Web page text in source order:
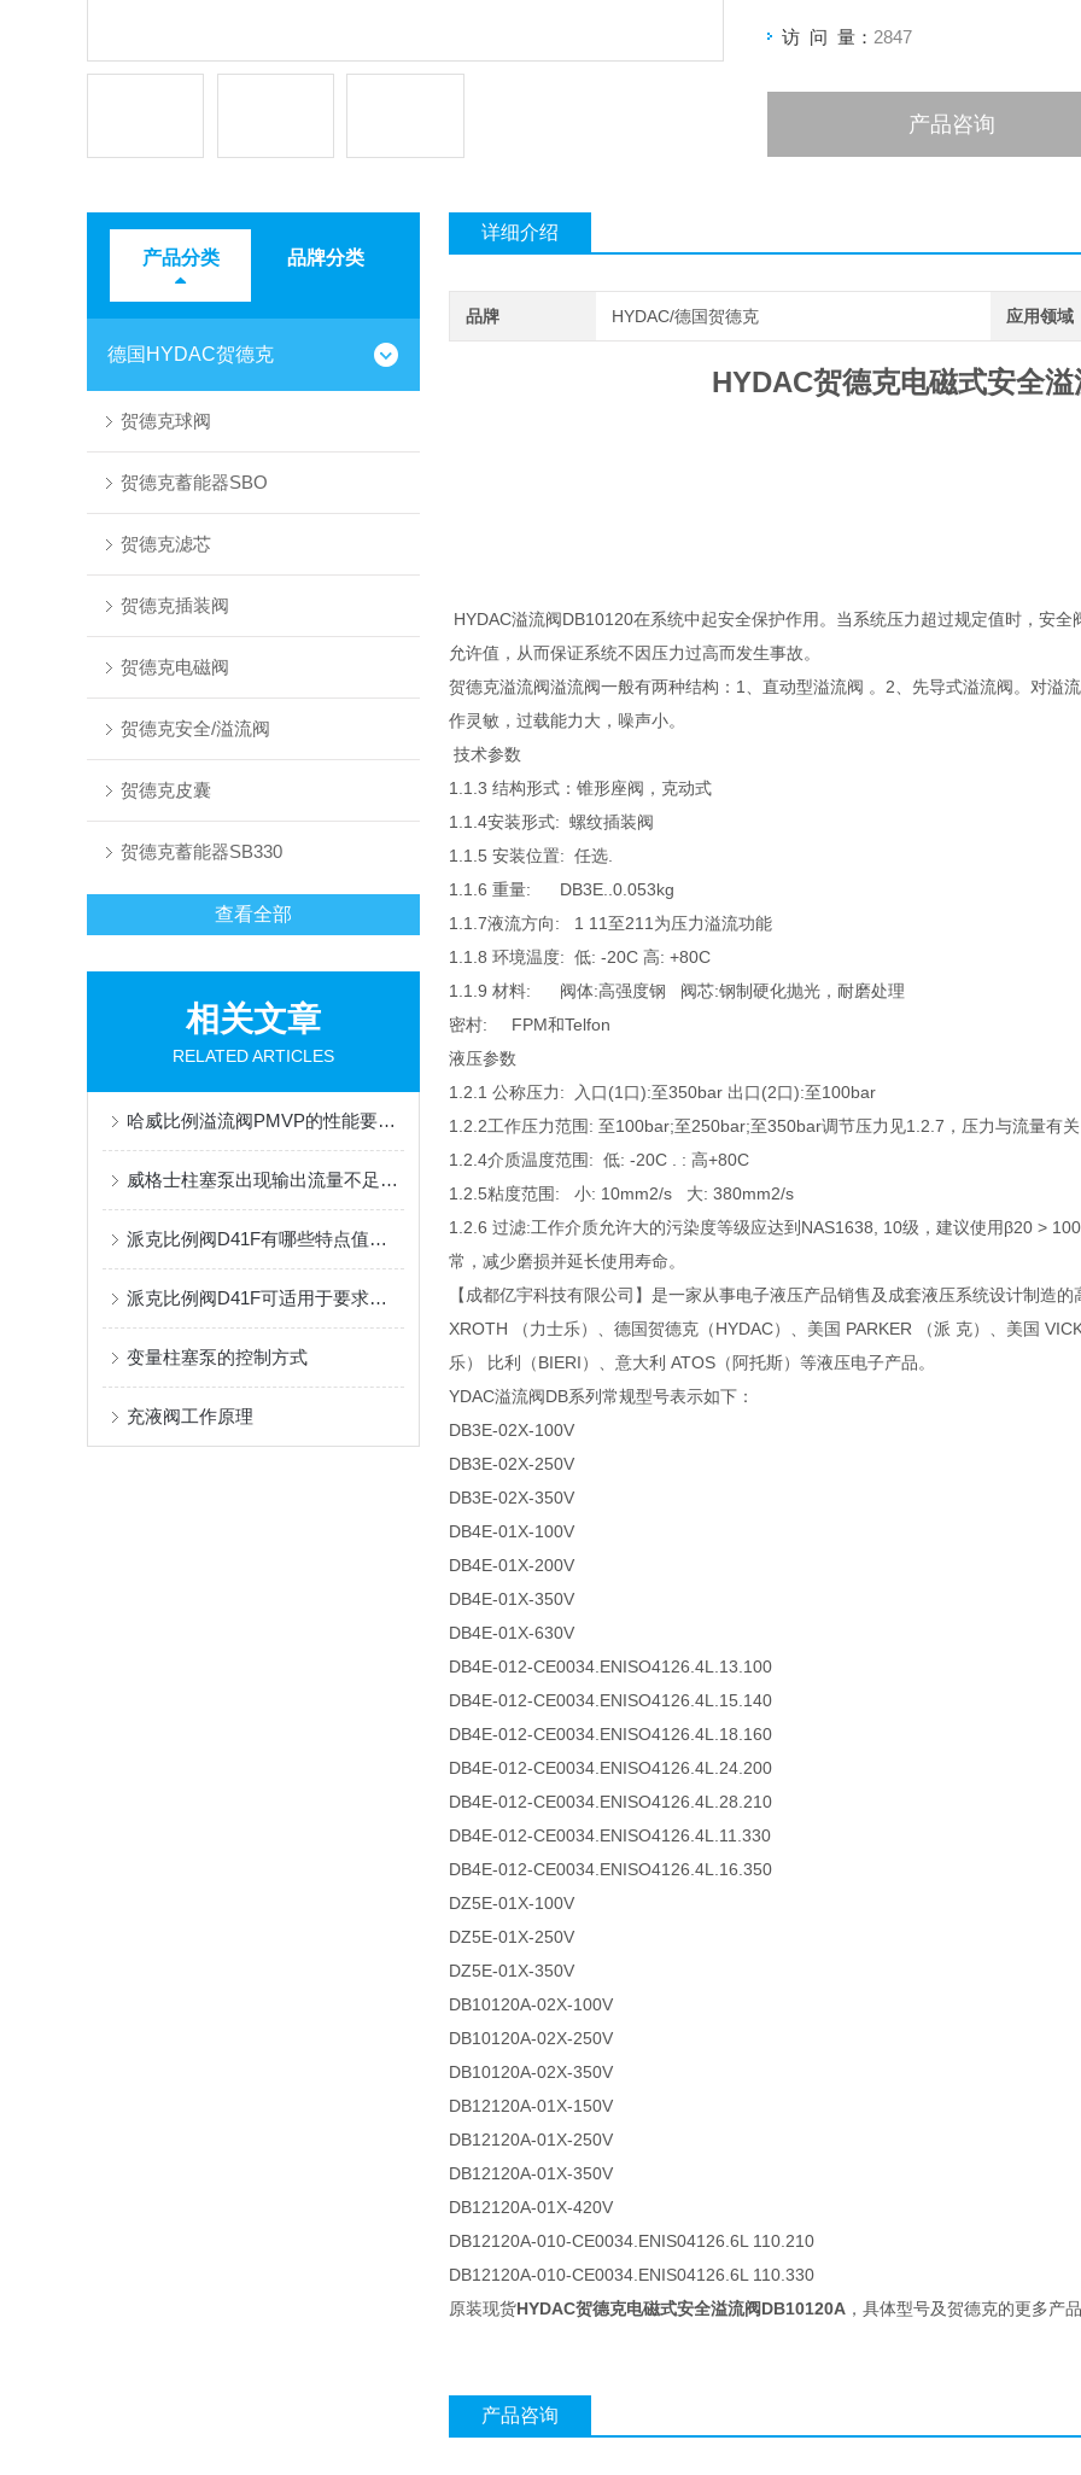
访 问 量： 2847
产品咨询
产品分类 品牌分类
德国HYDAC贺德克
贺德克球阀
贺德克蓄能器SBO
贺德克滤芯
贺德克插装阀
贺德克电磁阀
贺德克安全/溢流阀
贺德克皮囊
贺德克蓄能器SB330
查看全部
相关文章
RELATED ARTICLES
哈威比例溢流阀PMVP的性能要求有哪些？这里有着详细的分析
威格士柱塞泵出现输出流量不足或不输出油液时的处理方法
派克比例阀D41F有哪些特点值得我们选择？
派克比例阀D41F可适用于要求高精度控制的复杂系统
变量柱塞泵的控制方式
充液阀工作原理
详细介绍
品牌 HYDAC/德国贺德克 应用领域
HYDAC贺德克电磁式安全
HYDAC溢流阀DB10120在系统中起安全保护作用。当系统压力超过规定值时，安
允许值，从而保证系统不因压力过高而发生事故。
贺德克溢流阀溢流阀一般有两种结构：1、直动型溢流阀 。2、先导式溢流阀。对溢
作灵敏，过载能力大，噪声小。
技术参数
1.1.3 结构形式：锥形座阀，克动式
1.1.4安装形式: 螺纹插装阀
1.1.5 安装位置: 任选.
1.1.6 重量: DB3E..0.053kg
1.1.7液流方向: 1 11至211为压力溢流功能
1.1.8 环境温度: 低: -20C 高: +80C
1.1.9 材料: 阀体:高强度钢 阀芯:钢制硬化抛光，耐磨处理
密村: FPM和Telfon
液压参数
1.2.1 公称压力: 入口(1口):至350bar 出口(2口):至100bar
1.2.2工作压力范围: 至100bar;至250bar;至350bar调节压力见1.2.7，压力与流量
1.2.4介质温度范围: 低: -20C . : 高+80C
1.2.5粘度范围: 小: 10mm2/s 大: 380mm2/s
1.2.6 过滤:工作介质允许大的污染度等级应达到NAS1638, 10级，建议使用β20 >
常，减少磨损并延长使用寿命。
【成都亿宇科技有限公司】是一家从事电子液压产品销售及成套液压系统设计制造
XROTH （力士乐）、德国贺德克（HYDAC）、美国 PARKER （派 克）、美国
乐） 比利（BIERI）、意大利 ATOS（阿托斯）等液压电子产品。
YDAC溢流阀DB系列常规型号表示如下：
DB3E-02X-100V
DB3E-02X-250V
DB3E-02X-350V
DB4E-01X-100V
DB4E-01X-200V
DB4E-01X-350V
DB4E-01X-630V
DB4E-012-CE0034.ENISO4126.4L.13.100
DB4E-012-CE0034.ENISO4126.4L.15.140
DB4E-012-CE0034.ENISO4126.4L.18.160
DB4E-012-CE0034.ENISO4126.4L.24.200
DB4E-012-CE0034.ENISO4126.4L.28.210
DB4E-012-CE0034.ENISO4126.4L.11.330
DB4E-012-CE0034.ENISO4126.4L.16.350
DZ5E-01X-100V
DZ5E-01X-250V
DZ5E-01X-350V
DB10120A-02X-100V
DB10120A-02X-250V
DB10120A-02X-350V
DB12120A-01X-150V
DB12120A-01X-250V
DB12120A-01X-350V
DB12120A-01X-420V
DB12120A-010-CE0034.ENIS04126.6L 110.210
DB12120A-010-CE0034.ENIS04126.6L 110.330
原装现货HYDAC贺德克电磁式安全溢流阀DB10120A ，具体型号及贺德克的更多产
产品咨询